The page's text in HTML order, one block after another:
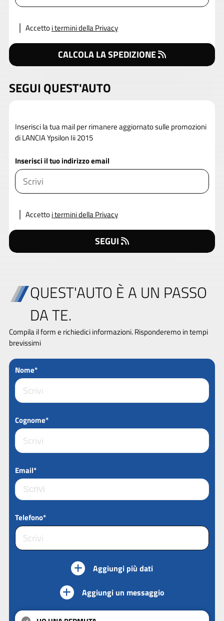
Accettoi termini della Privacy
CALCOLA LA SPEDIZIONE
SEGUI QUEST'AUTO
Inserisci la tua mail per rimanere aggiornato sulle promozioni
di LANCIA Ypsilon Iii 2015
Inserisci il tuo indirizzo email
Accettoi termini della Privacy
SEGUI
QUEST'AUTO È A UN PASSO
DA TE.
Compila il form e richiedici informazioni. Risponderemo in tempi
brevissimi
Nome*
Cognome*
Email*
Telefono*
Aggiungi più dati
Aggiungi un messaggio